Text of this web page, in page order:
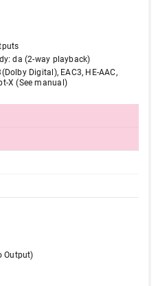
da (2-way playback)
Digital), EAC3, HE-AAC,
X (See manual)
Output)